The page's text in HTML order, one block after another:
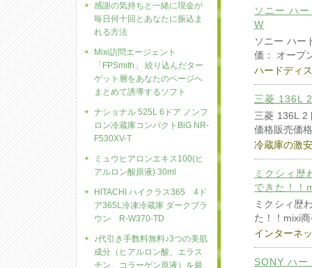
ソニー ハ
W
ソニー ハー
価： オープ
ハードディ
三菱 136L
三菱 136L 2
価格販売価
冷蔵庫の激
ミクシィ歴
できた！！
ミクシィ歴
た！！mixi
インターネ
SONY ハ
感謝の気持ちと一緒に現金が
毎日何十回とあなたに振込ま
れる方法
Mixi訪問エージェント
「FPSmith」 絞り込んだター
ゲット層をあなたのページへ
まとめて誘導するソフト
ナショナル 525L 6ドア ノンフ
ロン冷蔵庫コンパクトBiG NR-
F530XV-T
ミュウヒアロンエキス100(ヒ
アルロン酸原液) 30ml
HITACHI ハイクラス365 4ド
ア365L冷凍冷蔵庫 ダークブラ
ウン R-W370-TD
♪代引き手数料無料♪3つの美肌
成分（ヒアルロン酸、エラス
チン、コラーゲン原液）を最